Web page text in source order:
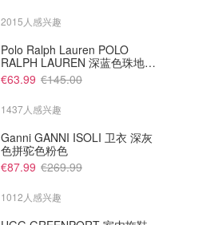
2015人感兴趣
Polo Ralph Lauren POLO
RALPH LAUREN 深蓝色珠地布
Polo衫
€63.99 €145.00
1437人感兴趣
Ganni GANNI ISOLI 卫衣 深灰
色拼驼色粉色
€87.99 €269.99
1012人感兴趣